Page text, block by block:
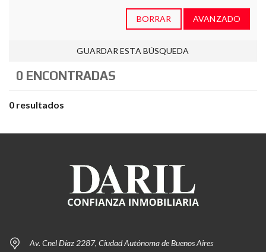
BORRAR AVANZADO
GUARDAR ESTA BÚSQUEDA
0 ENCONTRADAS
0 resultados
Av. Cnel Díaz 2287, Ciudad Autónoma de Buenos Aires